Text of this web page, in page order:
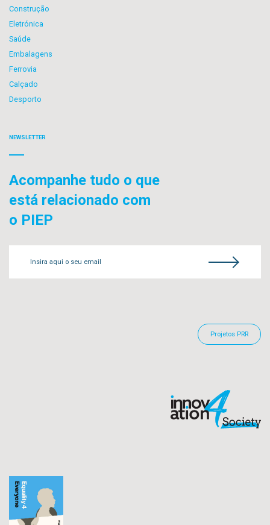
Construção
Eletrónica
Saúde
Embalagens
Ferrovia
Calçado
Desporto
NEWSLETTER
Acompanhe tudo o que
está relacionado com
o PIEP
Insira aqui o seu email
Projetos PRR